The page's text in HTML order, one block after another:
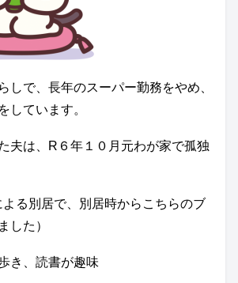
しで、長年のスーパー勤務をやめ、
しています。
夫は、R６年１０月元わが家で孤独
よる別居で、別居時からこちらのブ
した）
き、読書が趣味